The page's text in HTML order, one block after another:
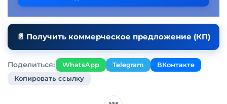
📄 Получить коммерческое предложение (КП)
Поделиться: WhatsApp Telegram
ВКонтакте
Копировать ссылку